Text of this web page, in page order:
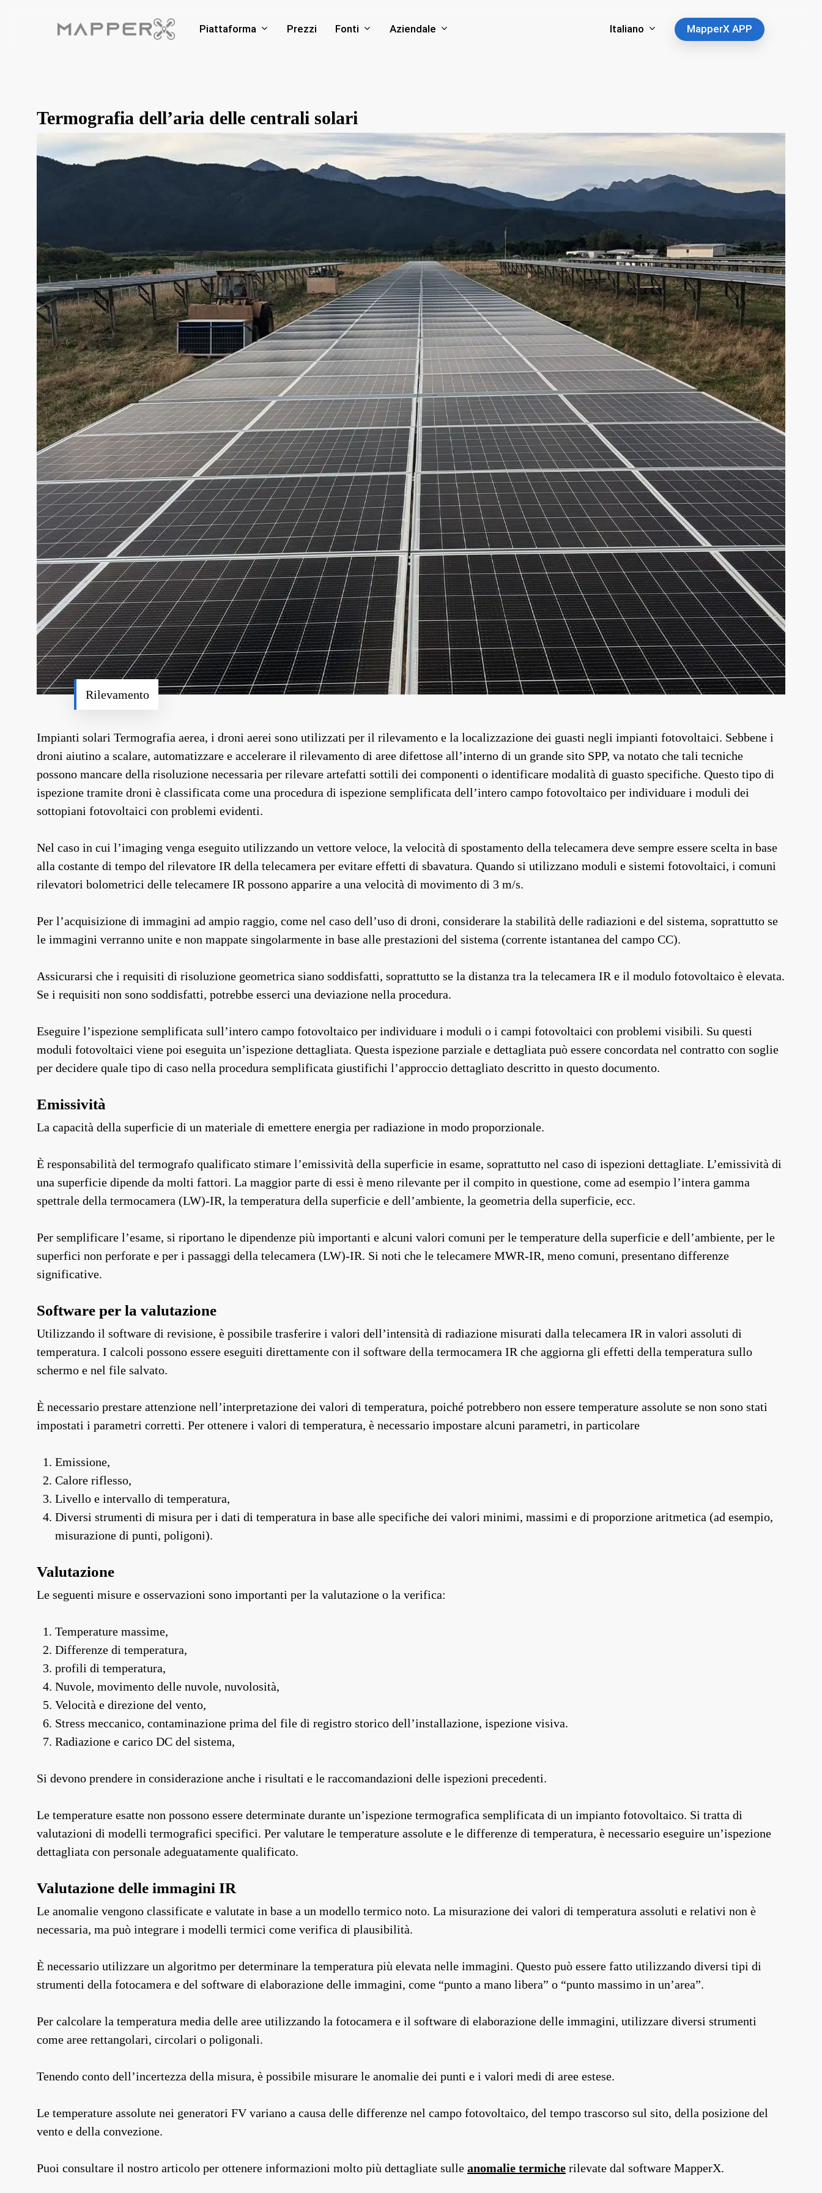
Piattaforma Prezzi Fonti Aziendale Italiano MapperX APP
Termografia dell’aria delle centrali solari
Rilevamento
Impianti solari Termografia aerea, i droni aerei sono utilizzati per il rilevamento e la localizzazione dei guasti negli impianti fotovoltaici. Sebbene i
droni aiutino a scalare, automatizzare e accelerare il rilevamento di aree difettose all’interno di un grande sito SPP, va notato che tali tecniche
possono mancare della risoluzione necessaria per rilevare artefatti sottili dei componenti o identificare modalità di guasto specifiche. Questo tipo di
ispezione tramite droni è classificata come una procedura di ispezione semplificata dell’intero campo fotovoltaico per individuare i moduli dei
sottopiani fotovoltaici con problemi evidenti.
Nel caso in cui l’imaging venga eseguito utilizzando un vettore veloce, la velocità di spostamento della telecamera deve sempre essere scelta in base
alla costante di tempo del rilevatore IR della telecamera per evitare effetti di sbavatura. Quando si utilizzano moduli e sistemi fotovoltaici, i comuni
rilevatori bolometrici delle telecamere IR possono apparire a una velocità di movimento di 3 m/s.
Per l’acquisizione di immagini ad ampio raggio, come nel caso dell’uso di droni, considerare la stabilità delle radiazioni e del sistema, soprattutto se
le immagini verranno unite e non mappate singolarmente in base alle prestazioni del sistema (corrente istantanea del campo CC).
Assicurarsi che i requisiti di risoluzione geometrica siano soddisfatti, soprattutto se la distanza tra la telecamera IR e il modulo fotovoltaico è elevata.
Se i requisiti non sono soddisfatti, potrebbe esserci una deviazione nella procedura.
Eseguire l’ispezione semplificata sull’intero campo fotovoltaico per individuare i moduli o i campi fotovoltaici con problemi visibili. Su questi
moduli fotovoltaici viene poi eseguita un’ispezione dettagliata. Questa ispezione parziale e dettagliata può essere concordata nel contratto con soglie
per decidere quale tipo di caso nella procedura semplificata giustifichi l’approccio dettagliato descritto in questo documento.
Emissività
La capacità della superficie di un materiale di emettere energia per radiazione in modo proporzionale.
È responsabilità del termografo qualificato stimare l’emissività della superficie in esame, soprattutto nel caso di ispezioni dettagliate. L’emissività di
una superficie dipende da molti fattori. La maggior parte di essi è meno rilevante per il compito in questione, come ad esempio l’intera gamma
spettrale della termocamera (LW)-IR, la temperatura della superficie e dell’ambiente, la geometria della superficie, ecc.
Per semplificare l’esame, si riportano le dipendenze più importanti e alcuni valori comuni per le temperature della superficie e dell’ambiente, per le
superfici non perforate e per i passaggi della telecamera (LW)-IR. Si noti che le telecamere MWR-IR, meno comuni, presentano differenze
significative.
Software per la valutazione
Utilizzando il software di revisione, è possibile trasferire i valori dell’intensità di radiazione misurati dalla telecamera IR in valori assoluti di
temperatura. I calcoli possono essere eseguiti direttamente con il software della termocamera IR che aggiorna gli effetti della temperatura sullo
schermo e nel file salvato.
È necessario prestare attenzione nell’interpretazione dei valori di temperatura, poiché potrebbero non essere temperature assolute se non sono stati
impostati i parametri corretti. Per ottenere i valori di temperatura, è necessario impostare alcuni parametri, in particolare
Emissione,
Calore riflesso,
Livello e intervallo di temperatura,
Diversi strumenti di misura per i dati di temperatura in base alle specifiche dei valori minimi, massimi e di proporzione aritmetica (ad esempio,
misurazione di punti, poligoni).
Valutazione
Le seguenti misure e osservazioni sono importanti per la valutazione o la verifica:
Temperature massime,
Differenze di temperatura,
profili di temperatura,
Nuvole, movimento delle nuvole, nuvolosità,
Velocità e direzione del vento,
Stress meccanico, contaminazione prima del file di registro storico dell’installazione, ispezione visiva.
Radiazione e carico DC del sistema,
Si devono prendere in considerazione anche i risultati e le raccomandazioni delle ispezioni precedenti.
Le temperature esatte non possono essere determinate durante un’ispezione termografica semplificata di un impianto fotovoltaico. Si tratta di
valutazioni di modelli termografici specifici. Per valutare le temperature assolute e le differenze di temperatura, è necessario eseguire un’ispezione
dettagliata con personale adeguatamente qualificato.
Valutazione delle immagini IR
Le anomalie vengono classificate e valutate in base a un modello termico noto. La misurazione dei valori di temperatura assoluti e relativi non è
necessaria, ma può integrare i modelli termici come verifica di plausibilità.
È necessario utilizzare un algoritmo per determinare la temperatura più elevata nelle immagini. Questo può essere fatto utilizzando diversi tipi di
strumenti della fotocamera e del software di elaborazione delle immagini, come “punto a mano libera” o “punto massimo in un’area”.
Per calcolare la temperatura media delle aree utilizzando la fotocamera e il software di elaborazione delle immagini, utilizzare diversi strumenti
come aree rettangolari, circolari o poligonali.
Tenendo conto dell’incertezza della misura, è possibile misurare le anomalie dei punti e i valori medi di aree estese.
Le temperature assolute nei generatori FV variano a causa delle differenze nel campo fotovoltaico, del tempo trascorso sul sito, della posizione del
vento e della convezione.
Puoi consultare il nostro articolo per ottenere informazioni molto più dettagliate sulle anomalie termiche rilevate dal software MapperX.